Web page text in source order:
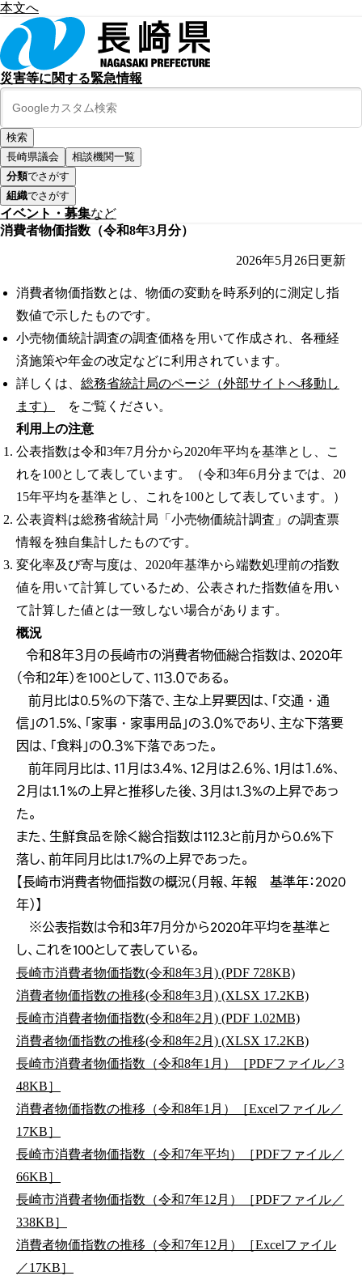
本文へ
災害等に関する緊急情報
長崎県議会
相談機関一覧
分類でさがす
組織でさがす
イベント・募集など
消費者物価指数（令和8年3月分）
2026年5月26日 更新
消費者物価指数とは、物価の変動を時系列的に測定し指
数値で示したものです。
小売物価統計調査の調査価格を用いて作成され、各種経
済施策や年金の改定などに利用されています。
詳しくは、 総務省統計局のページ（外部サイトへ移動し
ます）
をご覧ください。
利用上の注意
公表指数は令和3年7月分から2020年平均を基準とし、こ
れを100として表しています。（令和3年6月分までは、20
15年平均を基準とし、これを100として表しています。）
公表資料は総務省統計局「小売物価統計調査」の調査票
情報を独自集計したものです。
変化率及び寄与度は、2020年基準から端数処理前の指数
値を用いて計算しているため、公表された指数値を用い
て計算した値とは一致しない場合があります。
概況
令和８年３月の長崎市の消費者物価総合指数は、2020年
（令和2年）を100として、11３.０である。
前月比は0.５％の下落で、主な上昇要因は、「交通・通
信」の１.5%、「家事・家事用品」の３.０%であり、主な下落要
因は、「食料」の０.３%下落であった。
前年同月比は、1１月は3.４%、1２月は２.６％、1月は１.6%、
２月は1.１%の上昇と推移した後、３月は1.３%の上昇であっ
た。
また、生鮮食品を除く総合指数は112.3と前月から0.6%下
落し、前年同月比は1.7％の上昇であった。
【長崎市消費者物価指数の概況（月報、年報 基準年：2020
年）】
※公表指数は令和3年7月分から2020年平均を基準と
し、これを100として表している。
長崎市消費者物価指数(令和8年3月) (PDF 728KB)
消費者物価指数の推移(令和8年3月) (XLSX 17.2KB)
長崎市消費者物価指数(令和8年2月) (PDF 1.02MB)
消費者物価指数の推移(令和8年2月) (XLSX 17.2KB)
長崎市消費者物価指数（令和8年1月）［PDFファイル／3
48KB］
消費者物価指数の推移（令和8年1月）［Excelファイル／
17KB］
長崎市消費者物価指数（令和7年平均）［PDFファイル／
66KB］
長崎市消費者物価指数（令和7年12月）［PDFファイル／
338KB］
消費者物価指数の推移（令和7年12月）［Excelファイル
／17KB］